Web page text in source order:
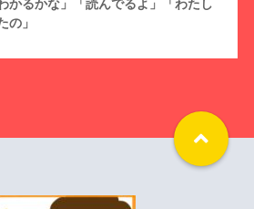
かるかな」「読んでるよ」「わたし
の」